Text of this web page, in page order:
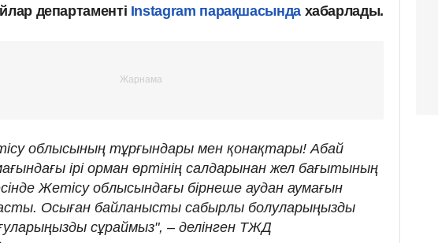
департаменті Instagram парақшасында хабарлады.
облысының тұрғындары мен қонақтары! Абай
ірі орман өртінің салдарынан жел бағытының
Жетісу облысындағы бірнеше аудан аумағын
Осыған байланысты сабырлы болуларыңызды
сұраймыз", – делінген ТЖД